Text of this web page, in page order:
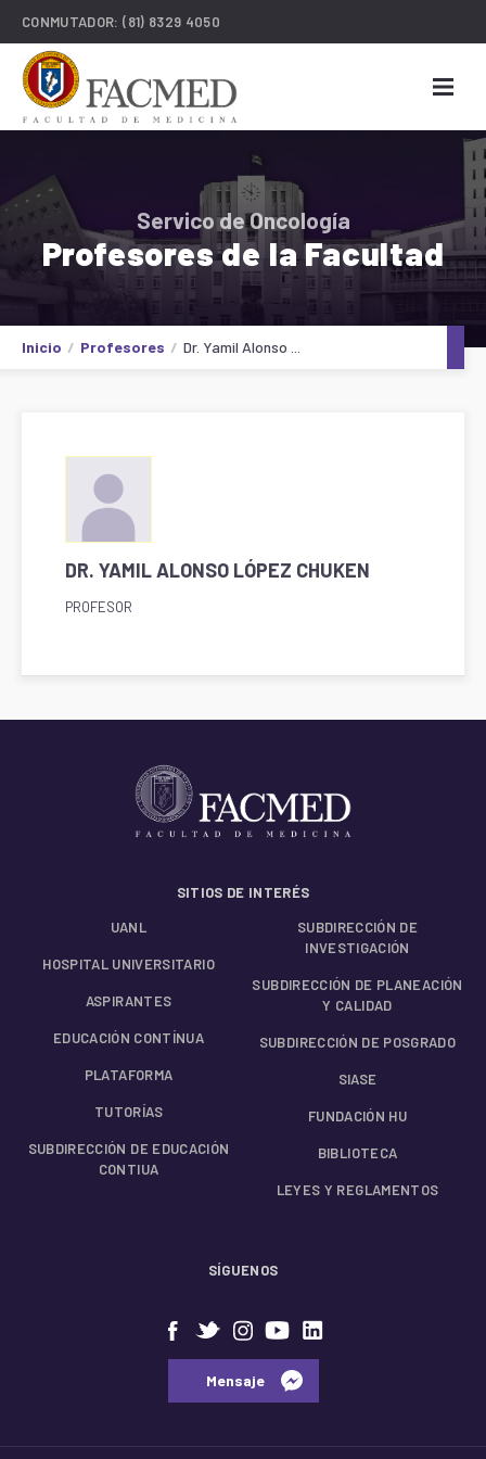
CONMUTADOR:(81) 8329 4050
Servico de Oncología
Profesores de la Facultad
Inicio Profesores Dr. Yamil Alonso ...
DR. YAMIL ALONSO LÓPEZ CHUKEN
PROFESOR
SITIOS DE INTERÉS
UANL
HOSPITAL UNIVERSITARIO
ASPIRANTES
EDUCACIÓN CONTÍNUA
PLATAFORMA
TUTORÍAS
SUBDIRECCIÓN DE EDUCACIÓN
CONTIUA
SUBDIRECCIÓN DE
INVESTIGACIÓN
SUBDIRECCIÓN DE PLANEACIÓN
Y CALIDAD
SUBDIRECCIÓN DE POSGRADO
SIASE
FUNDACIÓN HU
BIBLIOTECA
LEYES Y REGLAMENTOS
SÍGUENOS
⠀⠀Mensaje⠀